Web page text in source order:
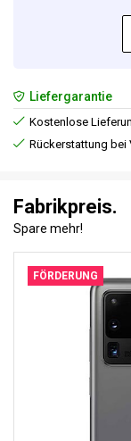
Liefergarantie
Kostenlose
Rückerstattung bei
Fabrikpreis.
Spare mehr!
FÖRDERUNG